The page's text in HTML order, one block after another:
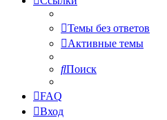
Темы без ответов
Активные темы
Поиск
FAQ
Вход